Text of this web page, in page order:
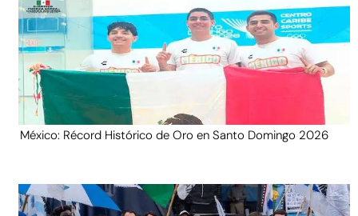
México: Récord Histórico de Oro en Santo Domingo 2026